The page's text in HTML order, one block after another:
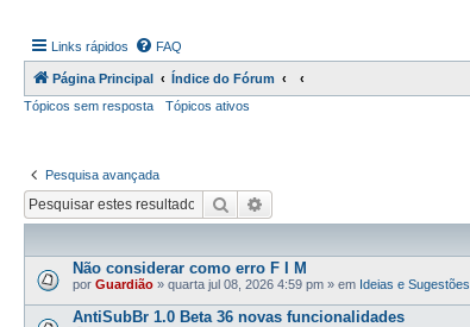
Links rápidos FAQ
Página Principal
Índice do Fórum
Tópicos sem resposta
Tópicos ativos
Pesquisa avançada
Pesquisar
Não considerar como erro F I M
por Guardião » quarta jul 08, 2026 4:59 pm » em Ideias e Sugestões
AntiSubBr 1.0 Beta 36 novas funcionalidades